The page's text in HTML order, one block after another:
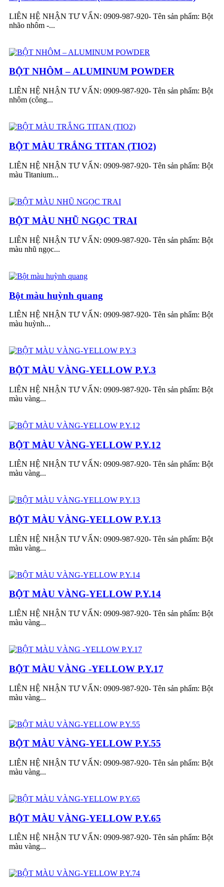
LIÊN HỆ NHẬN TƯ VẤN: 0909-987-920- Tên sản phẩm: Bột
nhão nhôm -...
BỘT NHÔM – ALUMINUM POWDER
LIÊN HỆ NHẬN TƯ VẤN: 0909-987-920- Tên sản phẩm: Bột
nhôm (công...
BỘT MÀU TRẮNG TITAN (TIO2)
LIÊN HỆ NHẬN TƯ VẤN: 0909-987-920- Tên sản phẩm: Bột
màu Titanium...
BỘT MÀU NHŨ NGỌC TRAI
LIÊN HỆ NHẬN TƯ VẤN: 0909-987-920- Tên sản phẩm: Bột
màu nhũ ngọc...
Bột màu huỳnh quang
LIÊN HỆ NHẬN TƯ VẤN: 0909-987-920- Tên sản phẩm: Bột
màu huỳnh...
BỘT MÀU VÀNG-YELLOW P.Y.3
LIÊN HỆ NHẬN TƯ VẤN: 0909-987-920- Tên sản phẩm: Bột
màu vàng...
BỘT MÀU VÀNG-YELLOW P.Y.12
LIÊN HỆ NHẬN TƯ VẤN: 0909-987-920- Tên sản phẩm: Bột
màu vàng...
BỘT MÀU VÀNG-YELLOW P.Y.13
LIÊN HỆ NHẬN TƯ VẤN: 0909-987-920- Tên sản phẩm: Bột
màu vàng...
BỘT MÀU VÀNG-YELLOW P.Y.14
LIÊN HỆ NHẬN TƯ VẤN: 0909-987-920- Tên sản phẩm: Bột
màu vàng...
BỘT MÀU VÀNG -YELLOW P.Y.17
LIÊN HỆ NHẬN TƯ VẤN: 0909-987-920- Tên sản phẩm: Bột
màu vàng...
BỘT MÀU VÀNG-YELLOW P.Y.55
LIÊN HỆ NHẬN TƯ VẤN: 0909-987-920- Tên sản phẩm: Bột
màu vàng...
BỘT MÀU VÀNG-YELLOW P.Y.65
LIÊN HỆ NHẬN TƯ VẤN: 0909-987-920- Tên sản phẩm: Bột
màu vàng...